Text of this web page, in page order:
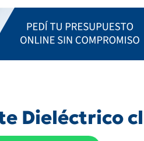
Dieléctrico